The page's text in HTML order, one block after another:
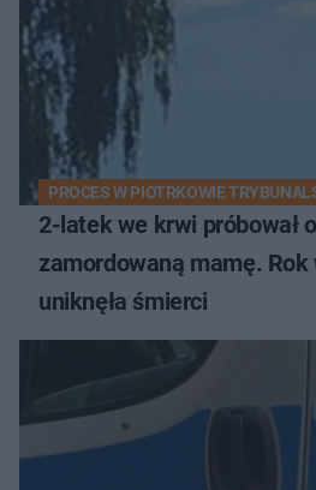
PROCES W PIOTRKOWIE
2-latek we krwi próbował
zamordowaną mamę.
uniknęła śmierci